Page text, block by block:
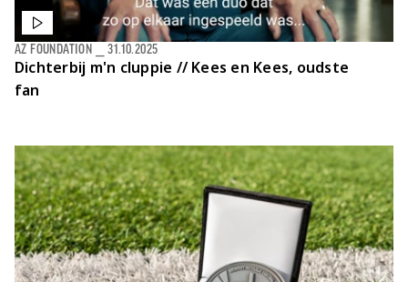
Dichterbij m'n cluppie // Kees en Kees, oudste
fan
AZ FOUNDATION ⎯31.10.2025